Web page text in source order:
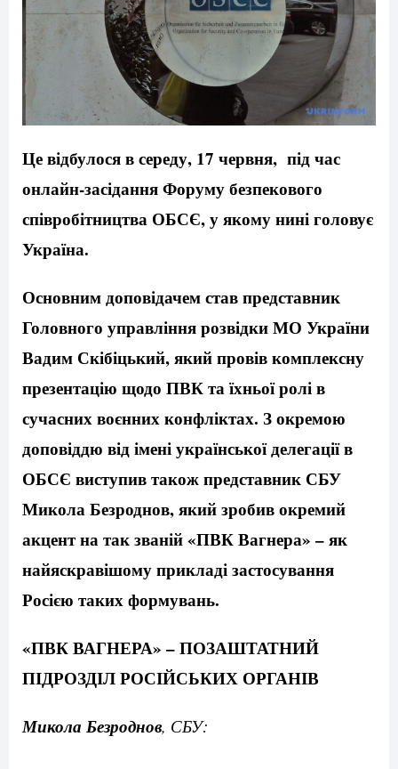
Це відбулося в середу, 17 червня, під час
онлайн-засідання Форуму безпекового
співробітництва ОБСЄ, у якому нині головує
Україна.
Основним доповідачем став представник
Головного управління розвідки МО України
Вадим Скібіцький, який провів комплексну
презентацію щодо ПВК та їхньої ролі в
сучасних воєнних конфліктах. З окремою
доповіддю від імені української делегації в
ОБСЄ виступив також представник СБУ
Микола Безроднов, який зробив окремий
акцент на так званій «ПВК Вагнера» – як
найяскравішому прикладі застосування
Росією таких формувань.
«ПВК ВАГНЕРА» – ПОЗАШТАТНИЙ
ПІДРОЗДІЛ РОСІЙСЬКИХ ОРГАНІВ
Микола Безроднов, СБУ: